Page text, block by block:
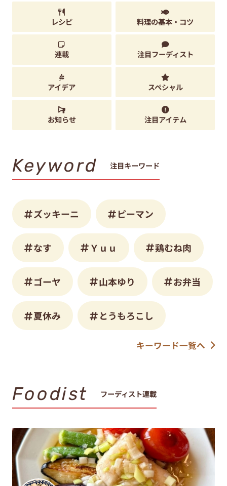
レシピ 料理の基本・コツ
連載 注目フーディスト
アイデア スペシャル
お知らせ 注目アイテム
Keyword 注目キーワード
ズッキーニ ピーマン
なす Ｙｕｕ 鶏むね肉
ゴーヤ 山本ゆり お弁当
夏休み とうもろこし
キーワード一覧へ
Foodist フーディスト連載